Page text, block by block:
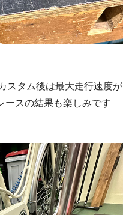
スタム後は最大走行速度が
ースの結果も楽しみです